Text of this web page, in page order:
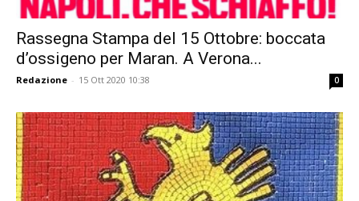
Rassegna Stampa del 15 Ottobre: boccata
d’ossigeno per Maran. A Verona...
Redazione - 15 Ott 2020 10:38 0